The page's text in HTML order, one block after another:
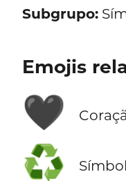
Subgrupo:
Emojis
🖤
♻️